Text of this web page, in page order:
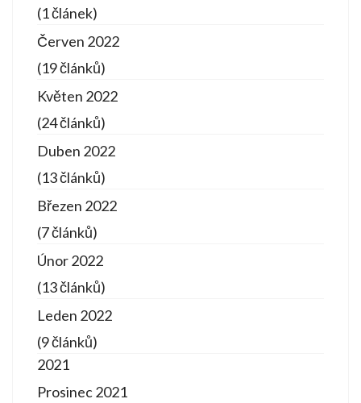
(1 článek)
Červen 2022
(19 článků)
Květen 2022
(24 článků)
Duben 2022
(13 článků)
Březen 2022
(7 článků)
Únor 2022
(13 článků)
Leden 2022
(9 článků)
2021
Prosinec 2021